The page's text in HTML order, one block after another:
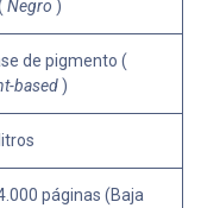
Negro )
de pigmento (
based )
páginas (Baja